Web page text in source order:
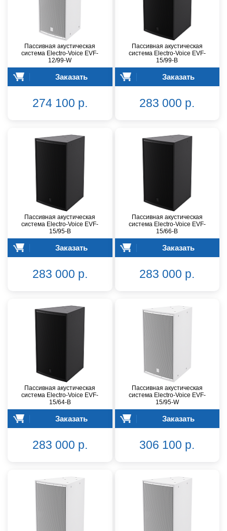
Пассивная акустическая
система Electro-Voice EVF-
12/99-W
Заказать
274 100 р.
Пассивная акустическая
система Electro-Voice EVF-
15/99-B
Заказать
283 000 р.
Пассивная акустическая
система Electro-Voice EVF-
15/95-B
Заказать
283 000 р.
Пассивная акустическая
система Electro-Voice EVF-
15/66-B
Заказать
283 000 р.
Пассивная акустическая
система Electro-Voice EVF-
15/64-B
Заказать
283 000 р.
Пассивная акустическая
система Electro-Voice EVF-
15/95-W
Заказать
306 100 р.